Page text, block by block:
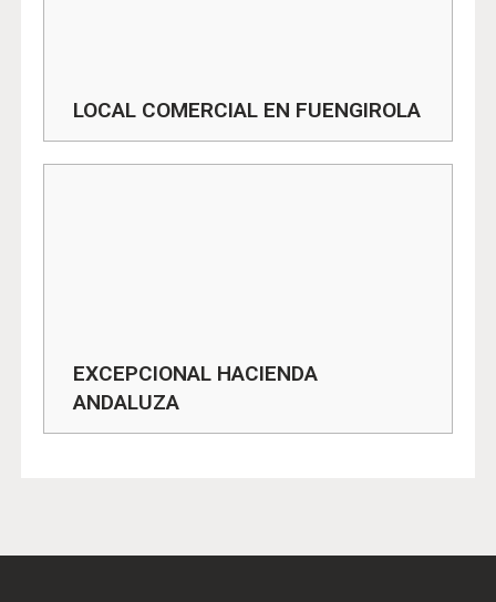
LOCAL COMERCIAL EN FUENGIROLA
EXCEPCIONAL HACIENDA
ANDALUZA